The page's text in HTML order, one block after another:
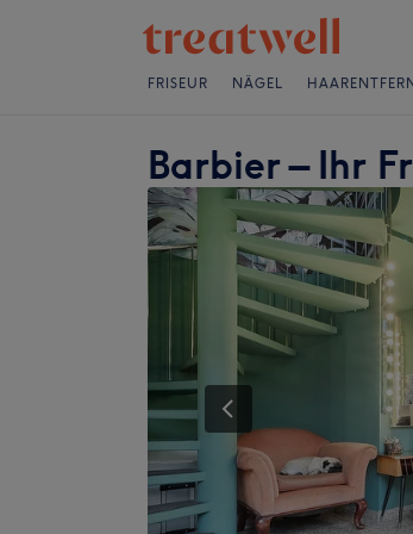
FRISEUR NÄGEL
Barbier – Ihr